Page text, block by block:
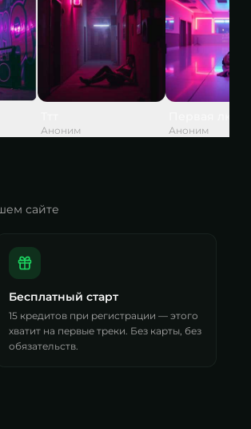
Аноним Аноним
сайте
Бесплатный старт
15 кредитов при регистрации — этого
хватит на первые треки. Без карты, без
обязательств.